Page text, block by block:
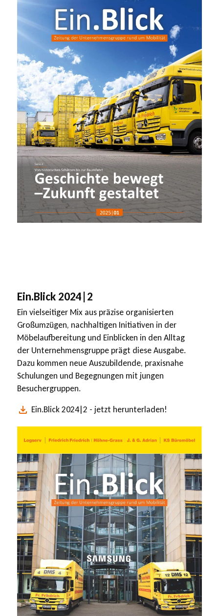
Ein.Blick 2024|2
Ein vielseitiger Mix aus präzise organisierten
Großumzügen, nachhaltigen Initiativen in der
Möbelaufbereitung und Einblicken in den Alltag
der Unternehmensgruppe prägt diese Ausgabe.
Dazu kommen neue Auszubildende, praxisnahe
Schulungen und Begegnungen mit jungen
Besuchergruppen.
Ein.Blick 2024|2 - jetzt herunterladen!